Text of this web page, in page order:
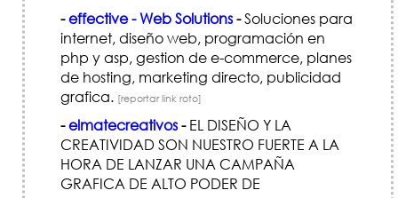
-effective - Web Solutions-Soluciones para
internet, diseño web, programación en
php y asp, gestion de e-commerce, planes
de hosting, marketing directo, publicidad
grafica. [reportar link roto]
-elmatecreativos-EL DISEÑO Y LA
CREATIVIDAD SON NUESTRO FUERTE A LA
HORA DE LANZAR UNA CAMPAÑA
GRAFICA DE ALTO PODER DE